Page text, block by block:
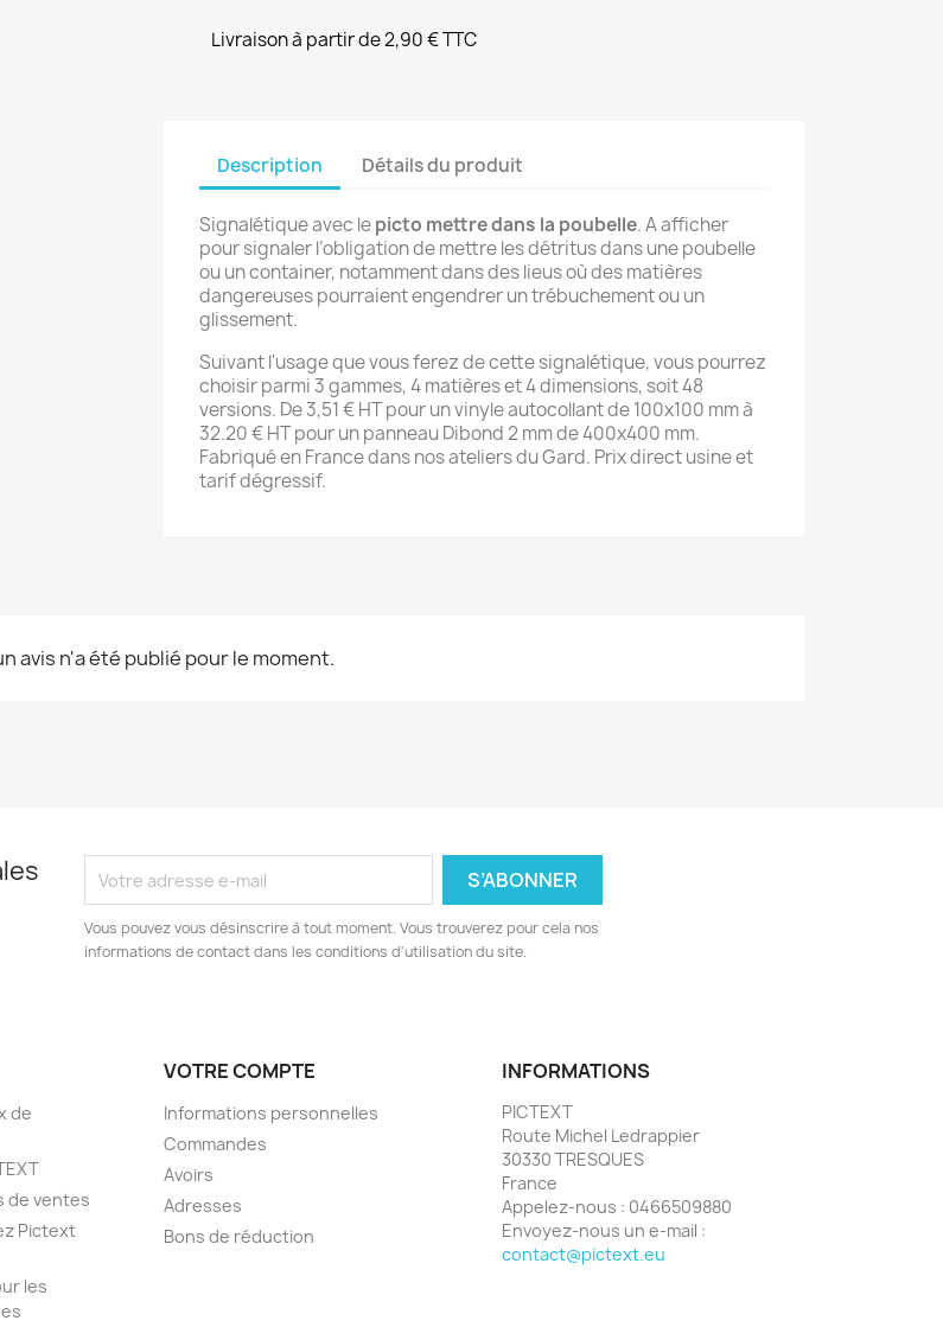
Livraison à partir de 2,90 € TTC
Description Détails du produit
Signalétique avec lepicto mettre dans la poubelle. A afficher
pour signaler l’obligation de mettre les détritus dans une poubelle
ou un container, notamment dans des lieus où des matières
dangereuses pourraient engendrer un trébuchement ou un
glissement.
Suivant l'usage que vous ferez de cette signalétique, vous pourrez
choisir parmi 3 gammes, 4 matières et 4 dimensions, soit 48
versions. De 3,51 € HT pour un vinyle autocollant de 100x100 mm à
32.20 € HT pour un panneau Dibond 2 mm de 400x400 mm.
Fabriqué en France dans nos ateliers du Gard. Prix direct usine et
tarif dégressif.
avis n'a été publié pour le moment.
Vous pouvez vous désinscrire à tout moment. Vous trouverez pour cela nos
informations de contact dans les conditions d'utilisation du site.
de
de ventes
Pictext
les
VOTRE COMPTE
Informations personnelles
Commandes
Avoirs
Adresses
Bons de réduction
INFORMATIONS
PICTEXT
Route Michel Ledrappier
30330 TRESQUES
France
Appelez-nous : 0466509880
Envoyez-nous un e-mail :
contact@pictext.eu